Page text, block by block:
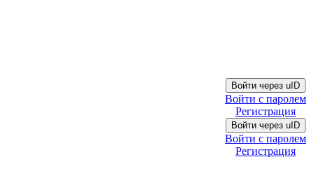
Войти через uID
Войти с паролем
Регистрация
Войти через uID
Войти с паролем
Регистрация